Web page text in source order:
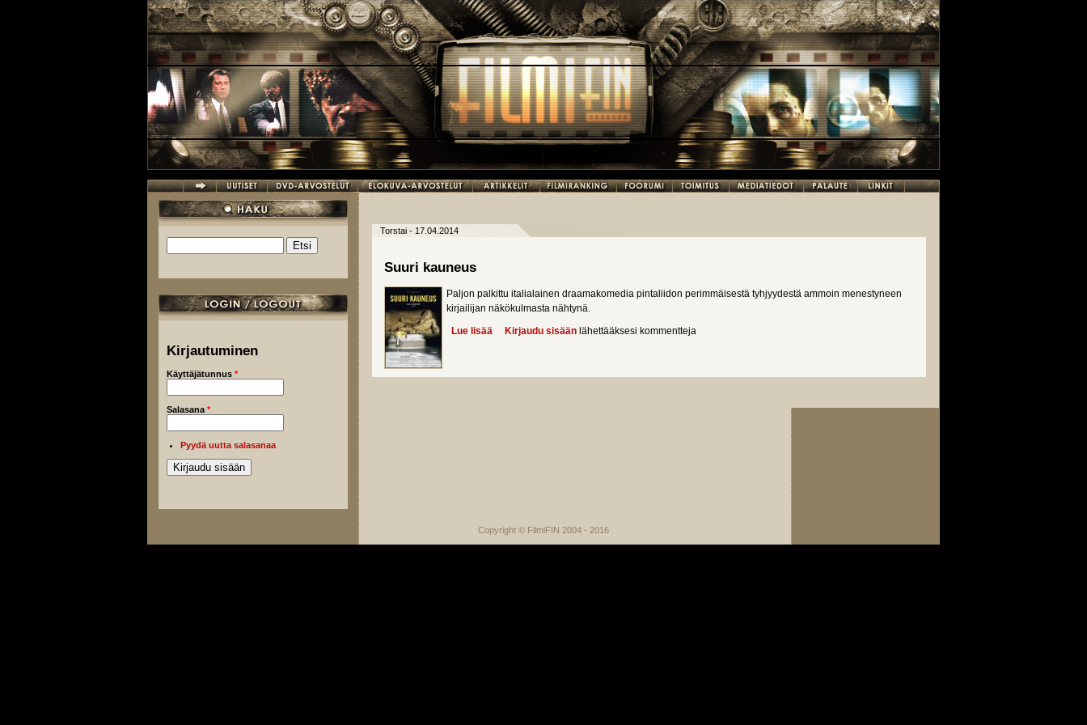
Hakulomake
Kirjautuminen
Käyttäjätunnus *
Salasana *
Pyydä uutta salasanaa
Torstai - 17.04.2014
Suuri kauneus
Paljon palkittu italialainen draamakomedia pintaliidon perimmäisestä tyhjyydestä ammoin menestyneen
kirjailijan näkökulmasta nähtynä.
Lue lisää about Suuri kauneus
Kirjaudu sisään lähettääksesi kommentteja
Copyright © FilmiFIN 2004 - 2016